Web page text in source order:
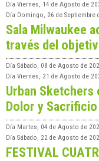
Día Viernes, 14 de Agosto de
Día Domingo, 06 de Septiembre
Sala Milwaukee
través del
Día Sábado, 08 de Agosto de
Día Viernes, 21 de Agosto de
Urban Sketchers
Dolor y Sacrificio
Día Martes, 04 de Agosto de
Día Sábado, 22 de Agosto de
FESTIVAL